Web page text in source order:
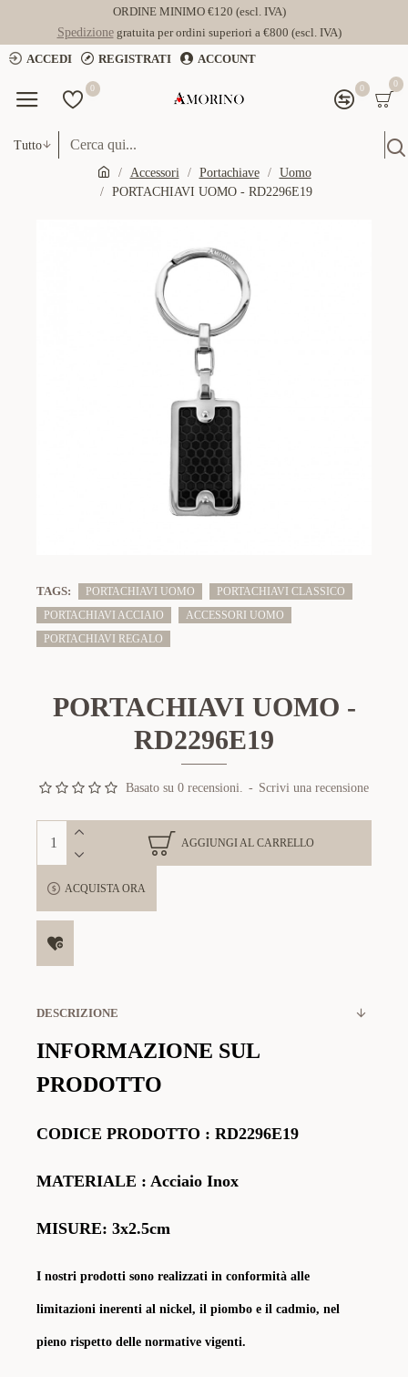
ORDINE MINIMO €120 (escl. IVA)
Spedizionegratuita per ordini superiori a €800 (escl. IVA)
ACCEDI
REGISTRATI ACCOUNT
0 0 0
Tutto
Accessori Portachiave
Uomo
PORTACHIAVI UOMO - RD2296E19
TAGS: PORTACHIAVI UOMO
PORTACHIAVI CLASSICO
PORTACHIAVI ACCIAIO
ACCESSORI UOMO
PORTACHIAVI REGALO
PORTACHIAVI UOMO -
RD2296E19
Basato su 0 recensioni. - Scrivi una recensione
AGGIUNGI AL CARRELLO
ACQUISTA ORA
DESCRIZIONE
INFORMAZIONE SUL
PRODOTTO
CODICE PRODOTTO : RD2296E19
MATERIALE : Acciaio Inox
MISURE: 3x2.5cm
I nostri prodotti sono realizzati in conformità alle
limitazioni inerenti al nickel, il piombo e il cadmio, nel
pieno rispetto delle normative vigenti.